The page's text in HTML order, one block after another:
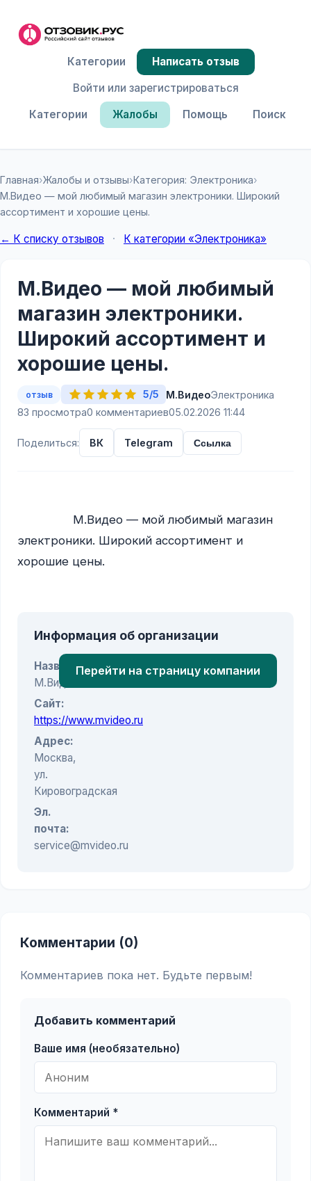
Категории Жалобы Помощь Поиск
Категории
Написать отзыв
Войти или зарегистрироваться
Главная›Жалобы и отзывы›Категория: Электроника›
М.Видео — мой любимый магазин электроники. Широкий
ассортимент и хорошие цены.
← К списку отзывов · К категории «Электроника»
М.Видео — мой любимый
магазин электроники.
Широкий ассортимент и
хорошие цены.
отзыв 5/5 М.ВидеоЭлектроника
83 просмотра0 комментариев05.02.2026 11:44
Поделиться: ВК Telegram Ссылка
электроники. Широкий ассортимент и
хорошие цены.
Информация об организации
Название:
М.Видео
Сайт:
https://www.mvideo.ru
Адрес:
Москва,
ул.
Кировоградская
Эл.
почта:
service@mvideo.ru
Перейти на страницу компании
Комментарии (0)
Комментариев пока нет. Будьте первым!
Добавить комментарий
Ваше имя (необязательно)
Комментарий *